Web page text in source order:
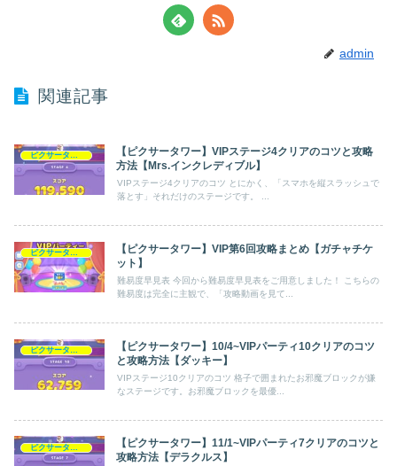
admin
関連記事
【ピクサータワー】VIPステージ4クリアのコツと攻略
方法【Mrs.インクレディブル】
VIPステージ4クリアのコツ とにかく、「スマホを縦スラッシュで
落とす」それだけのステージです。 ...
【ピクサータワー】VIP第6回攻略まとめ【ガチャチケ
ット】
難易度早見表 今回から難易度早見表をご用意しました！ こちらの
難易度は完全に主観で、「攻略動画を見て...
【ピクサータワー】10/4~VIPパーティ10クリアのコツ
と攻略方法【ダッキー】
VIPステージ10クリアのコツ 格子で囲まれたお邪魔ブロックが嫌
なステージです。お邪魔ブロックを最優...
【ピクサータワー】11/1~VIPパーティ7クリアのコツと
攻略方法【デラクルス】